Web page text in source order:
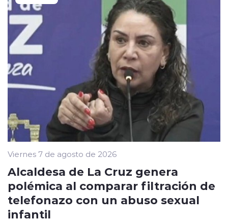
Viernes 7 de agosto de 2026
Alcaldesa de La Cruz genera
polémica al comparar filtración de
telefonazo con un abuso sexual
infantil